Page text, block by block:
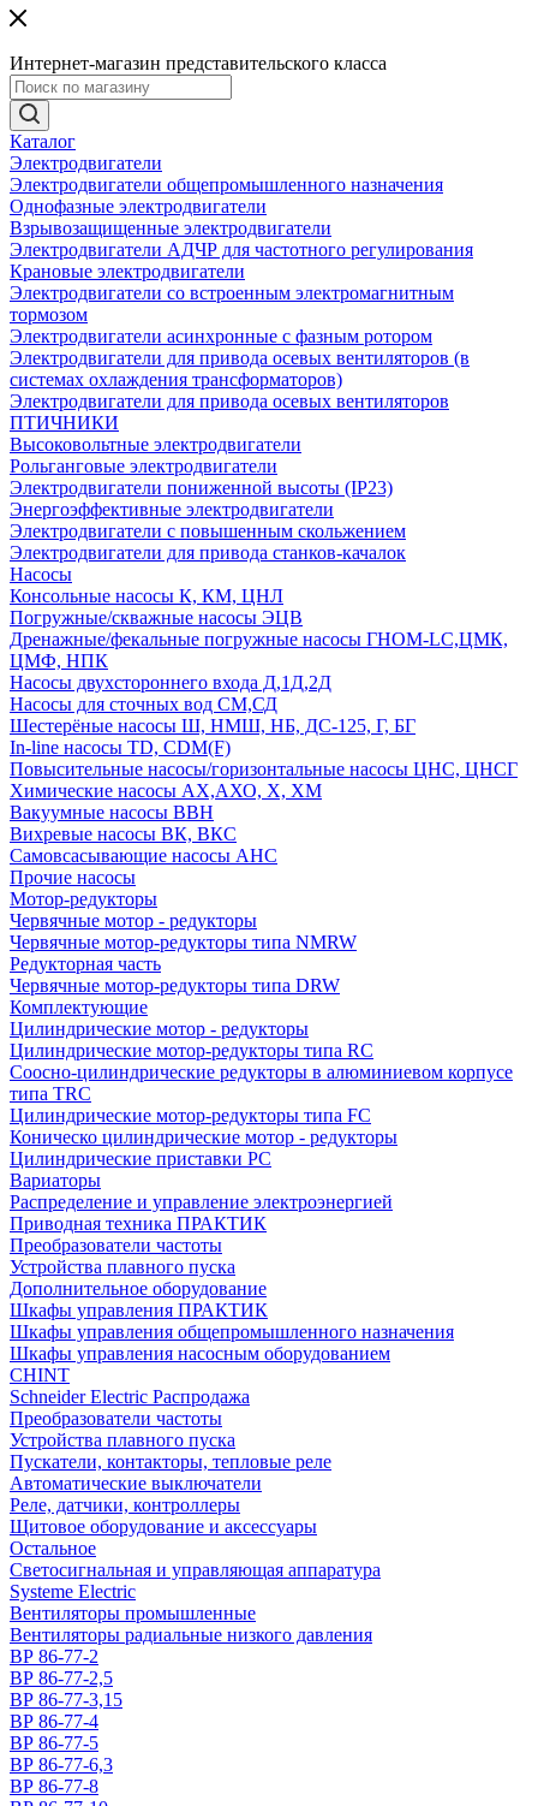
Интернет-магазин представительского класса
Каталог
Электродвигатели
Электродвигатели общепромышленного назначения
Однофазные электродвигатели
Взрывозащищенные электродвигатели
Электродвигатели АДЧР для частотного регулирования
Крановые электродвигатели
Электродвигатели со встроенным электромагнитным
тормозом
Электродвигатели асинхронные с фазным ротором
Электродвигатели для привода осевых вентиляторов (в
системах охлаждения трансформаторов)
Электродвигатели для привода осевых вентиляторов
ПТИЧНИКИ
Высоковольтные электродвигатели
Рольганговые электродвигатели
Электродвигатели пониженной высоты (IP23)
Энергоэффективные электродвигатели
Электродвигатели с повышенным скольжением
Электродвигатели для привода станков-качалок
Насосы
Консольные насосы К, КМ, ЦНЛ
Погружные/скважные насосы ЭЦВ
Дренажные/фекальные погружные насосы ГНОМ-LC,ЦМК,
ЦМФ, НПК
Насосы двухстороннего входа Д,1Д,2Д
Насосы для сточных вод СМ,СД
Шестерёные насосы Ш, НМШ, НБ, ДС-125, Г, БГ
In-line насосы TD, CDM(F)
Повысительные насосы/горизонтальные насосы ЦНС, ЦНСГ
Химические насосы АХ,АХО, Х, ХМ
Вакуумные насосы ВВН
Вихревые насосы ВК, ВКС
Самовсасывающие насосы АНС
Прочие насосы
Мотор-редукторы
Червячные мотор - редукторы
Червячные мотор-редукторы типа NMRW
Редукторная часть
Червячные мотор-редукторы типа DRW
Комплектующие
Цилиндрические мотор - редукторы
Цилиндрические мотор-редукторы типа RC
Соосно-цилиндрические редукторы в алюминиевом корпусе
типа TRC
Цилиндрические мотор-редукторы типа FC
Коническо цилиндрические мотор - редукторы
Цилиндрические приставки PC
Вариаторы
Распределение и управление электроэнергией
Приводная техника ПРАКТИК
Преобразователи частоты
Устройства плавного пуска
Дополнительное оборудование
Шкафы управления ПРАКТИК
Шкафы управления общепромышленного назначения
Шкафы управления насосным оборудованием
CHINT
Schneider Electric Распродажа
Преобразователи частоты
Устройства плавного пуска
Пускатели, контакторы, тепловые реле
Автоматические выключатели
Реле, датчики, контроллеры
Щитовое оборудование и аксессуары
Остальное
Светосигнальная и управляющая аппаратура
Systeme Electric
Вентиляторы промышленные
Вентиляторы радиальные низкого давления
ВР 86-77-2
ВР 86-77-2,5
ВР 86-77-3,15
ВР 86-77-4
ВР 86-77-5
ВР 86-77-6,3
ВР 86-77-8